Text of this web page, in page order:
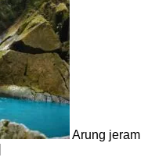
Arung jeram